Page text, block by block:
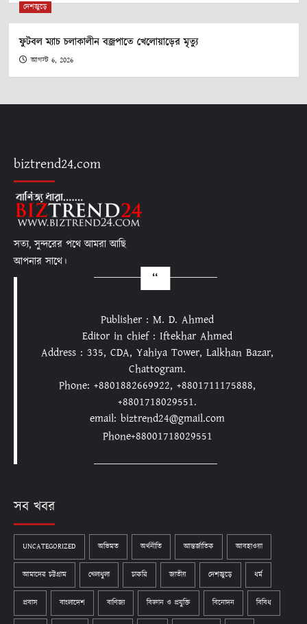
দেশজুড়ে
ফুটবল ম্যাচ চলাকালীন বজ্রপাতে খেলোয়াড়ের মৃত্যু
আগস্ট 6, 2026
biztrend24.com
সত্য, সুন্দরের পথে আমরা আছি
আপনার সাথে।
Publisher : M. D. Ahmed
Editor in chief : Iftekhar Ahmed
Address : 335, CDA, Yahiya Tower, Lalkhan Bazar,
Chattogram.
Phone: +8801882669922, +8801711175888,
+8801718029551.
email: biztrend24@gmail.com
Phone+88001718029551
সব খবর
UNCATEGORIZED অভিমত অর্থনীতি আন্তর্জাতিক আবহাওয়া
আমাদের চট্টগ্রাম খেলাধুলা চাকরি জাতীয় দেশজুড়ে ধর্ম
প্রবাস বাংলাদেশ বাণিজ্য বিজ্ঞান ও প্রযুক্তি বিনোদন বিবিধ